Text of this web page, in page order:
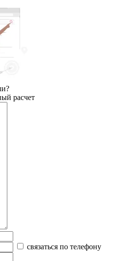
расчет
связаться по телефону